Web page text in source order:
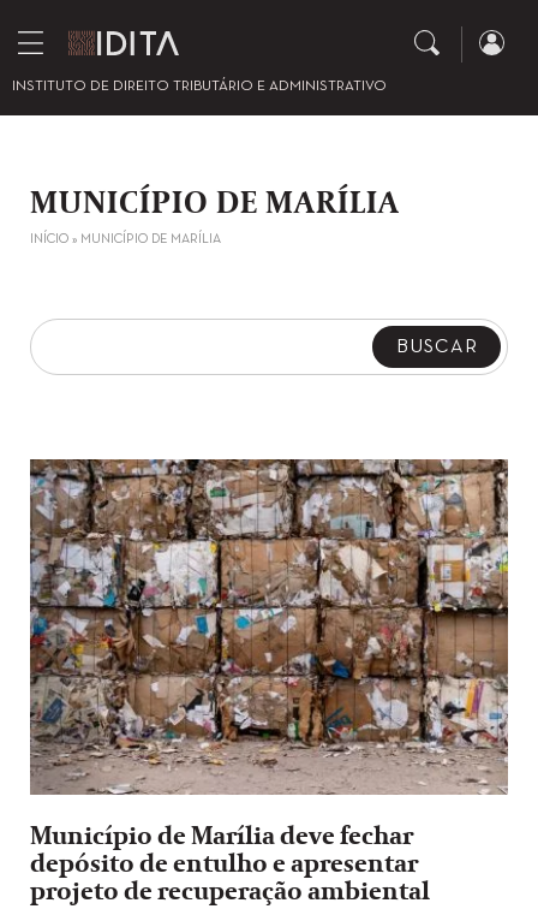
INSTITUTO DE DIREITO TRIBUTÁRIO E ADMINISTRATIVO
MUNICÍPIO DE MARÍLIA
INÍCIO » MUNICÍPIO DE MARÍLIA
Município de Marília deve fechar
depósito de entulho e apresentar
projeto de recuperação ambiental